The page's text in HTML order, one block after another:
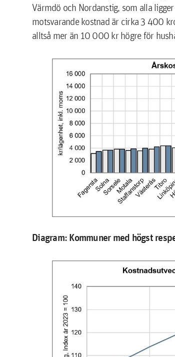
Värmdö och Nordanstig, som alla
motsvarande kostnad är cirka 3 400
alltså mer än 10 000 kr högre för
Diagram: Kommuner med högst